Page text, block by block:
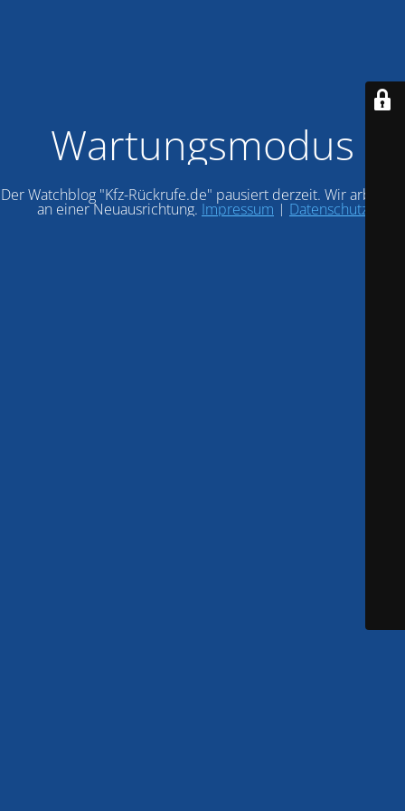
Wartungsmodus
Der Watchblog "Kfz-Rückrufe.de" pausiert derzeit. Wir arbeiten
an einer Neuausrichtung. Impressum | Datenschutz